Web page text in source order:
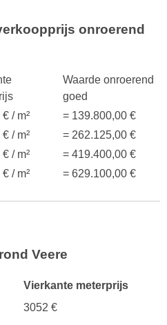
onroerend
Waarde onroerend
goed
/ m²
= 139.800,00 €
/ m²
= 262.125,00 €
/ m²
= 419.400,00 €
/ m² = 629.100,00 €
Veere
Vierkante meterprijs
3052 €